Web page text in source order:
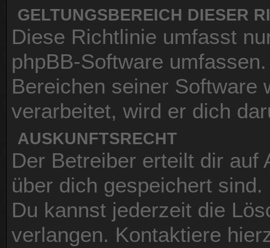
GELTUNGSBEREICH DIESER
Diese Richtlinie umfasst
phpBB-Software
Bereichen seiner Software
verarbeitet, wird er dich
AUSKUNFTSRECHT
Der Betreiber erteilt dir auf
über dich gespeichert sind.
Du kannst jederzeit die
verlangen. Kontaktiere